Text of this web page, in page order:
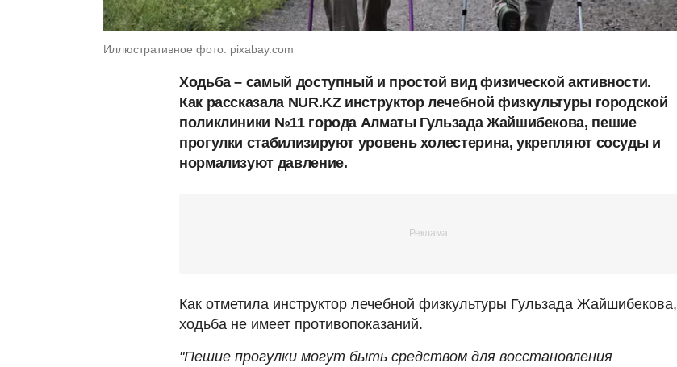
Иллюстративное фото: pixabay.com
Ходьба – самый доступный и простой вид физической активности.
Как рассказала NUR.KZ инструктор лечебной физкультуры городской
поликлиники №11 города Алматы Гульзада Жайшибекова, пешие
прогулки стабилизируют уровень холестерина, укрепляют сосуды и
нормализуют давление.
Как отметила инструктор лечебной физкультуры Гульзада Жайшибекова,
ходьба не имеет противопоказаний.
"Пешие прогулки могут быть средством для восстановления